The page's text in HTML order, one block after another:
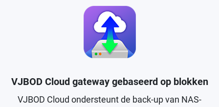
VJBOD Cloud gateway gebaseerd op blokken
VJBOD Cloud ondersteunt de back-up van NAS-